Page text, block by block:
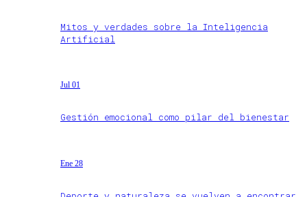
Mitos y verdades sobre la Inteligencia
Artificial
Jul 01
Gestión emocional como pilar del bienestar
Ene 28